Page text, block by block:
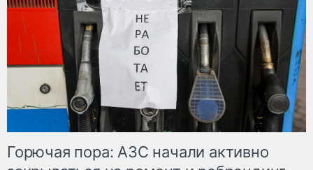
Горючая пора: АЗС начали активно